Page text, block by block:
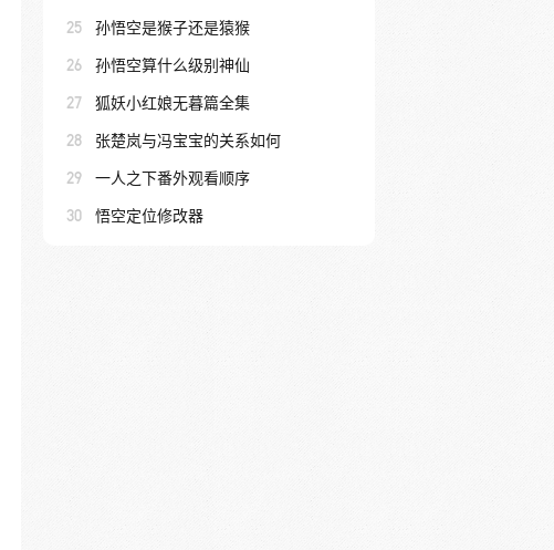
25 孙悟空是猴子还是猿猴
26 孙悟空算什么级别神仙
27 狐妖小红娘无暮篇全集
28 张楚岚与冯宝宝的关系如何
29 一人之下番外观看顺序
30 悟空定位修改器